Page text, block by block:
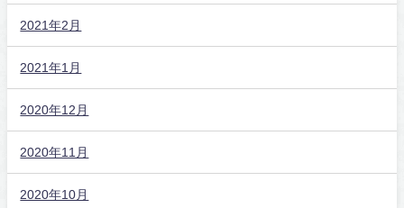
2021年2月
2021年1月
2020年12月
2020年11月
2020年10月